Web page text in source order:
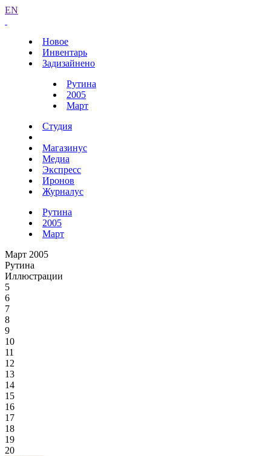
EN
Новое
Инвентарь
Задизайнено
Рутина
2005
Март
Студия
Магазинус
Медиа
Экспресс
Иронов
Журналус
Рутина
2005
Март
Март 2005
Рутина
Иллюстрации
5
6
7
8
9
10
11
12
13
14
15
16
17
18
19
20